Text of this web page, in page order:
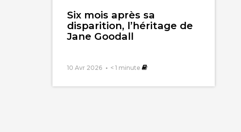
Six mois après sa
disparition, l’héritage de
Jane Goodall
10 Avr 2026 < 1 minute